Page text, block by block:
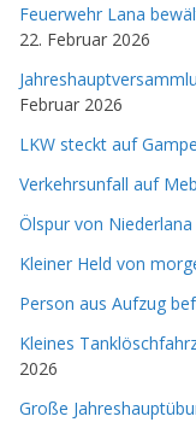
Feuerwehr Lana
22. Februar 2026
Februar 2026
LKW steckt auf
Verkehrsunfall auf
Ölspur von
Kleiner Held von
Person aus Aufzug
Kleines
2026
Große